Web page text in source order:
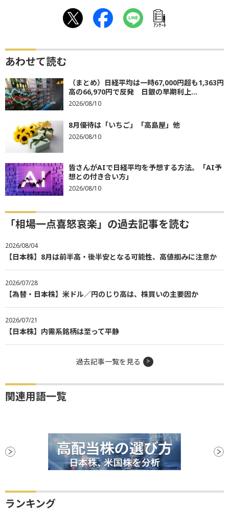
ｱﾝｹｰﾄ
あわせて読む
（まとめ）日経平均は一時67,000円超も1,363円
高の66,970円で反発 日銀の早期利上...
2026/08/10
8月優待は「いちご」「高島屋」他
2026/08/10
皆さんがAIで日経平均を予想する方法。「AI予
想との付き合い方」
2026/08/10
「相場一点喜怒哀楽」の過去記事を読む
2026/08/04
【日本株】8月は前半高・後半安となる可能性、高値掴みに注意か
2026/07/28
【為替・日本株】米ドル／円のじり高は、株買いの主要因か
2026/07/21
【日本株】内需系銘柄は至って平静
過去記事一覧を見る
関連用語一覧
ランキング